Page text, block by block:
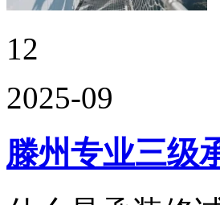
12
2025-09
滕州专业三级